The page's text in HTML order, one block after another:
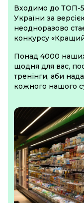
Входимо до ТОП-
України за
неодноразово
конкурсу
Понад 4000
щодня для вас,
тренінги, аби
кожного нашого